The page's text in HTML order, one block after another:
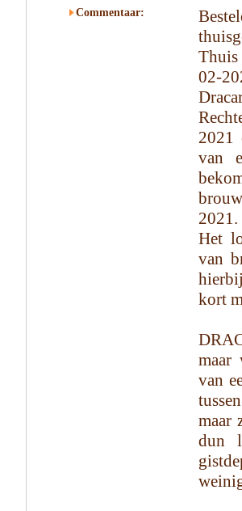
Commentaar:
Thuis
02-
2021
van
2021.
Het
van
kort
maar
van
maar
dun